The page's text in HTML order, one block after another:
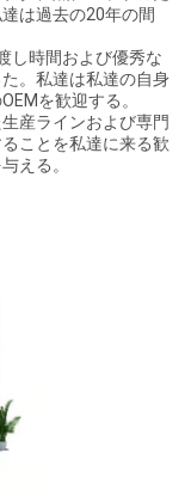
は過去の20年の間
し時間および優秀な
。私達は私達の自身
を歓迎する。
産ラインおよび専門
ことを私達に来る歓
える。